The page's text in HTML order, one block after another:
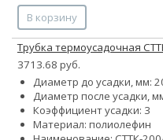
В корзину
Трубка термоусадочная
3713.68 руб.
Диаметр до усадки, мм:
Диаметр после усадки,
Коэффициент усадки: 3
Материал: полиолефин